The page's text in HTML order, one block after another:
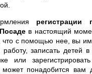
в настоящий
что с помощью нее, вы
записать детей
или
может понадобится вам